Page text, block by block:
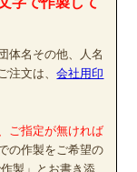
体名その他、人名
注文は、会社用印
ご指定が無ければ
の作製をご希望の
製」とお書き添